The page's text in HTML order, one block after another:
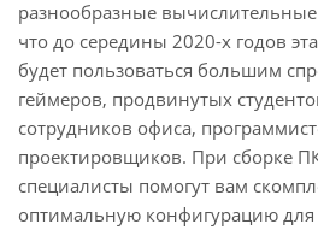
разнообразные
что до середины 2020-х годов
будет пользоваться большим
геймеров, продвинутых
сотрудников офиса,
проектировщиков. При сборке
специалисты помогут вам
оптимальную конфигурацию